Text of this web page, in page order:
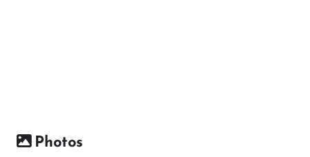
Photos